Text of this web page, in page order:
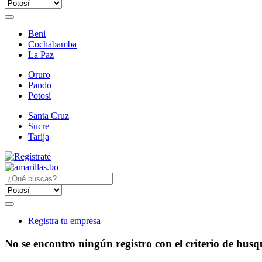
Beni
Cochabamba
La Paz
Oruro
Pando
Potosí
Santa Cruz
Sucre
Tarija
Registra tu empresa
No se encontro ningún registro con el criterio de